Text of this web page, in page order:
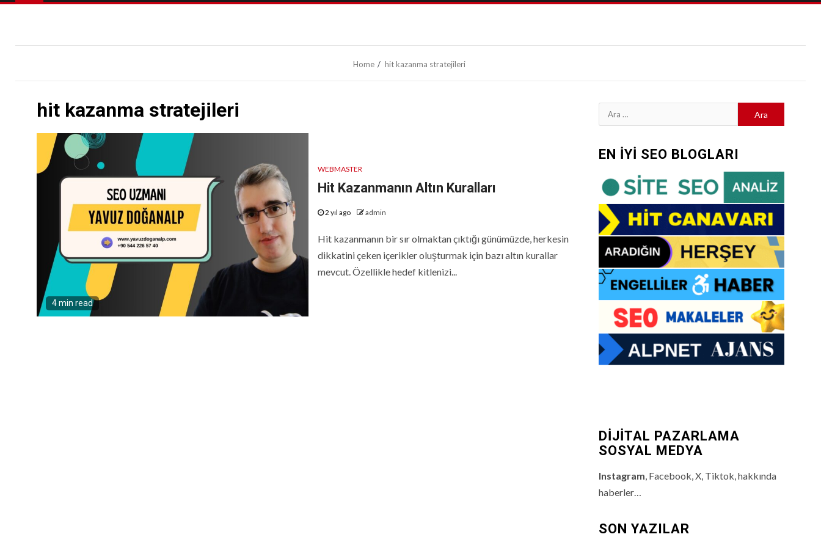
Home hit kazanma stratejileri
hit kazanma stratejileri
4 min read
WEBMASTER
Hit Kazanmanın Altın Kuralları
2 yıl ago admin
Hit kazanmanın bir sır olmaktan çıktığı günümüzde, herkesin
dikkatini çeken içerikler oluşturmak için bazı altın kurallar
mevcut. Özellikle hedef kitlenizi...
Arama:
EN İYİ SEO BLOGLARI
DİJİTAL PAZARLAMA
SOSYAL MEDYA
Instagram , Facebook, X, Tiktok, hakkında
haberler…
SON YAZILAR